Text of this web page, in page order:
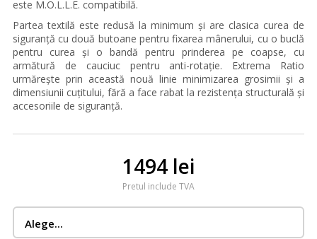
este M.O.L.L.E. compatibilă.
Partea textilă este redusă la minimum și are clasica curea de
siguranță cu două butoane pentru fixarea mânerului, cu o buclă
pentru curea și o bandă pentru prinderea pe coapse, cu
armătură de cauciuc pentru anti-rotație. Extrema Ratio
urmărește prin această nouă linie minimizarea grosimii și a
dimensiunii cuțitului, fără a face rabat la rezistența structurală și
accesoriile de siguranță.
1494 lei
Pretul include TVA